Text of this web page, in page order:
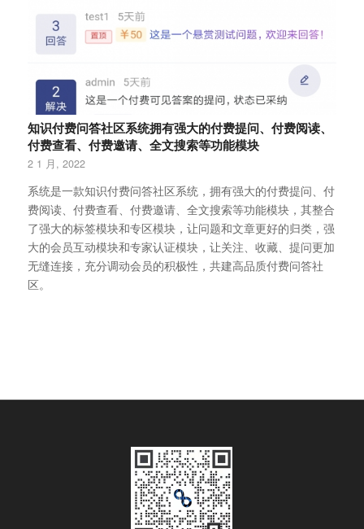
知识付费问答社区系统拥有强大的付费提问、付费阅读、
付费查看、付费邀请、全文搜索等功能模块
2 1 月, 2022
系统是一款知识付费问答社区系统，拥有强大的付费提问、付
费阅读、付费查看、付费邀请、全文搜索等功能模块，其整合
了强大的标签模块和专区模块，让问题和文章更好的归类，强
大的会员互动模块和专家认证模块，让关注、收藏、提问更加
无缝连接，充分调动会员的积极性，共建高品质付费问答社
区。